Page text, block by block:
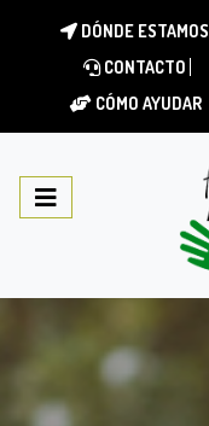
DÓNDE ESTAMOS
CONTACTO
CÓMO AYUDAR